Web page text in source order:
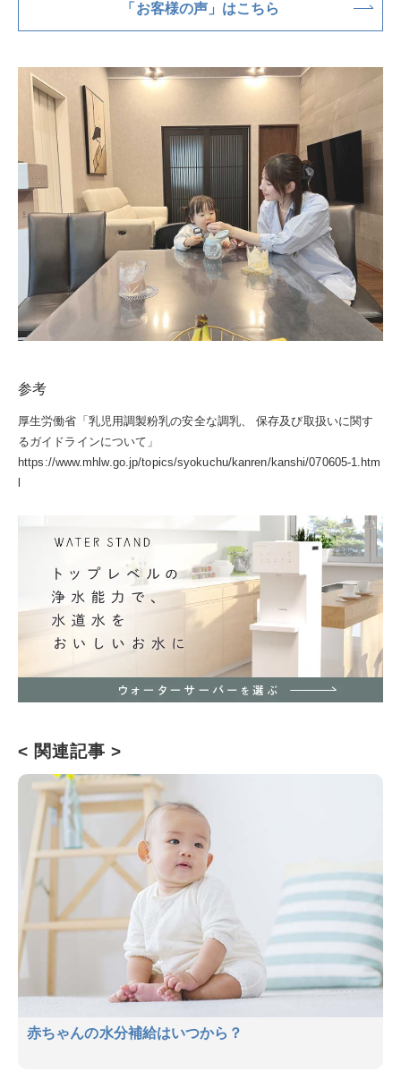
「お客様の声」はこちら
参考
厚生労働省「乳児用調製粉乳の安全な調乳、 保存及び取扱いに関す
るガイドラインについて」
https://www.mhlw.go.jp/topics/syokuchu/kanren/kanshi/070605-1.htm
l
< 関連記事 >
赤ちゃんの水分補給はいつから？